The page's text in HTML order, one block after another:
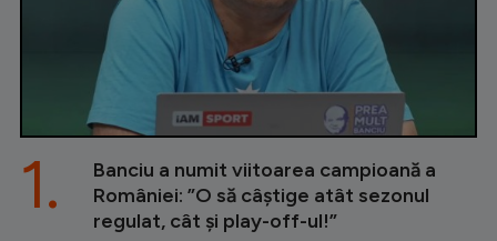
Banciu a numit viitoarea campioană a
României: ”O să câștige atât sezonul
regulat, cât și play-off-ul!”
1.